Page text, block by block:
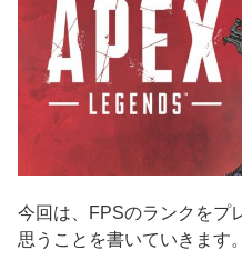
今回は、FPSのランクをプ
思うことを書いていきます。